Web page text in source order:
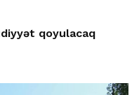
qoyulacaq